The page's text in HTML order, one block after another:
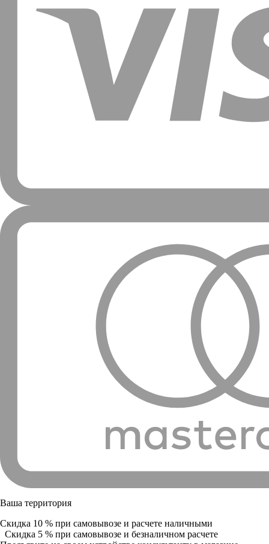
Ваша территория
Скидка 10 % при самовывозе и расчете наличными
Скидка 5 % при самовывозе и безналичном расчете